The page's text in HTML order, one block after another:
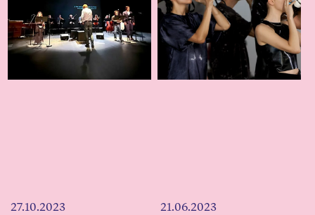
27.10.2023 21.06.2023